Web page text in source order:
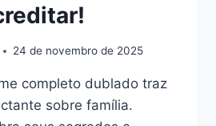
24 de novembro de 2025
completo dublado traz
sobre família.